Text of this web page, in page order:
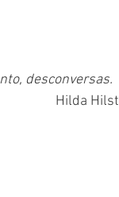
desconversas.
Hilda Hilst